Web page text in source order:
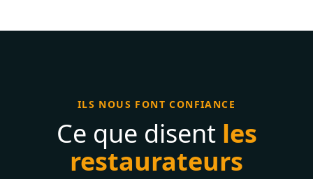
ILS NOUS FONT CONFIANCE
Ce que disent les
restaurateurs